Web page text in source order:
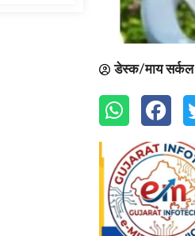
डेस्क/माय सर्कल